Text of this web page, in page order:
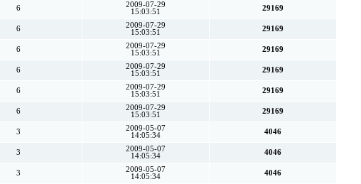
6
2009-07-29
15:03:51
29169
6
2009-07-29
15:03:51
29169
6
2009-07-29
15:03:51
29169
6
2009-07-29
15:03:51
29169
6
2009-07-29
15:03:51
29169
6
2009-07-29
15:03:51
29169
3
2009-05-07
14:05:34
4046
3
2009-05-07
14:05:34
4046
3
2009-05-07
14:05:34
4046